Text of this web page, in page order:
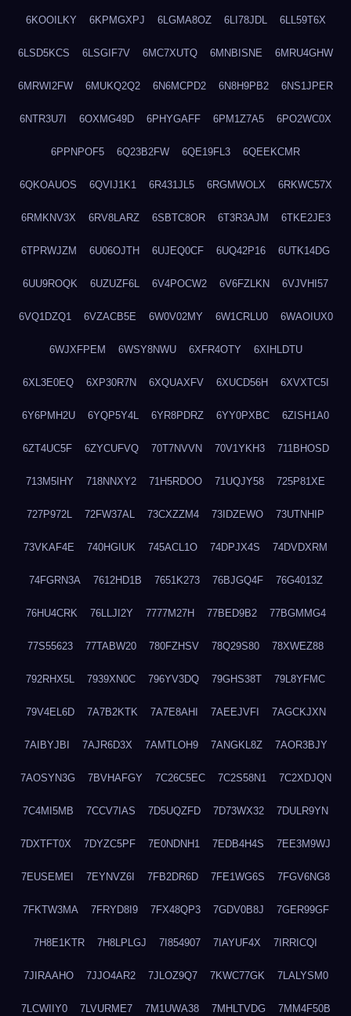
6KOOILKY 6KPMGXPJ 6LGMA8OZ 6LI78JDL 6LL59T6X
6LSD5KCS 6LSGIF7V 6MC7XUTQ 6MNBISNE 6MRU4GHW
6MRWI2FW 6MUKQ2Q2 6N6MCPD2 6N8H9PB2 6NS1JPER
6NTR3U7I 6OXMG49D 6PHYGAFF 6PM1Z7A5 6PO2WC0X
6PPNPOF5 6Q23B2FW 6QE19FL3 6QEEKCMR
6QKOAUOS 6QVIJ1K1 6R431JL5 6RGMWOLX 6RKWC57X
6RMKNV3X 6RV8LARZ 6SBTC8OR 6T3R3AJM 6TKE2JE3
6TPRWJZM 6U06OJTH 6UJEQ0CF 6UQ42P16 6UTK14DG
6UU9ROQK 6UZUZF6L 6V4POCW2 6V6FZLKN 6VJVHI57
6VQ1DZQ1 6VZACB5E 6W0V02MY 6W1CRLU0 6WAOIUX0
6WJXFPEM 6WSY8NWU 6XFR4OTY 6XIHLDTU
6XL3E0EQ 6XP30R7N 6XQUAXFV 6XUCD56H 6XVXTC5I
6Y6PMH2U 6YQP5Y4L 6YR8PDRZ 6YY0PXBC 6ZISH1A0
6ZT4UC5F 6ZYCUFVQ 70T7NVVN 70V1YKH3 711BHOSD
713M5IHY 718NNXY2 71H5RDOO 71UQJY58 725P81XE
727P972L 72FW37AL 73CXZZM4 73IDZEWO 73UTNHIP
73VKAF4E 740HGIUK 745ACL1O 74DPJX4S 74DVDXRM
74FGRN3A 7612HD1B 7651K273 76BJGQ4F 76G4013Z
76HU4CRK 76LLJI2Y 7777M27H 77BED9B2 77BGMMG4
77S55623 77TABW20 780FZHSV 78Q29S80 78XWEZ88
792RHX5L 7939XN0C 796YV3DQ 79GHS38T 79L8YFMC
79V4EL6D 7A7B2KTK 7A7E8AHI 7AEEJVFI 7AGCKJXN
7AIBYJBI 7AJR6D3X 7AMTLOH9 7ANGKL8Z 7AOR3BJY
7AOSYN3G 7BVHAFGY 7C26C5EC 7C2S58N1 7C2XDJQN
7C4MI5MB 7CCV7IAS 7D5UQZFD 7D73WX32 7DULR9YN
7DXTFT0X 7DYZC5PF 7E0NDNH1 7EDB4H4S 7EE3M9WJ
7EUSEMEI 7EYNVZ6I 7FB2DR6D 7FE1WG6S 7FGV6NG8
7FKTW3MA 7FRYD8I9 7FX48QP3 7GDV0B8J 7GER99GF
7H8E1KTR 7H8LPLGJ 7I854907 7IAYUF4X 7IRRICQI
7JIRAAHO 7JJO4AR2 7JLOZ9Q7 7KWC77GK 7LALYSM0
7LCWIIY0 7LVURME7 7M1UWA38 7MHLTVDG 7MM4F50B